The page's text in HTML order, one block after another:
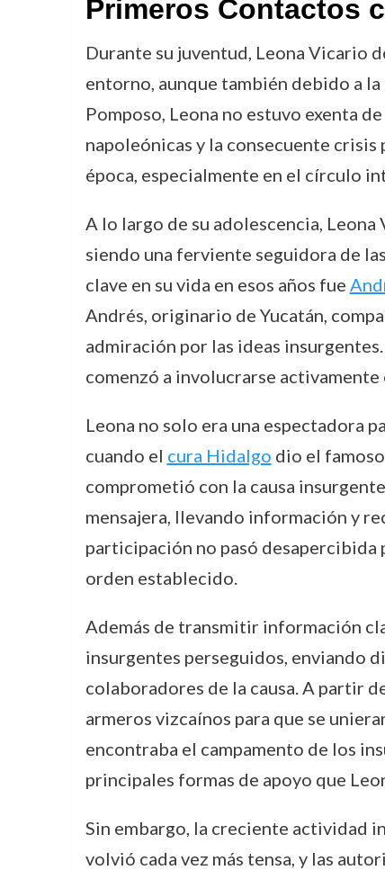
Primeros Contactos
Durante su juventud, Leona Vicario
entorno, aunque también debido a
Pomposo, Leona no estuvo exenta
napoleónicas y la consecuente
época, especialmente en el círculo
A lo largo de su adolescencia,
siendo una ferviente seguidora de
clave en su vida en esos años fue
Andrés, originario de Yucatán,
admiración por las ideas
comenzó a involucrarse
Leona no solo era una espectadora
cuando el cura Hidalgo dio el
comprometió con la causa
mensajera, llevando información y
participación no pasó desapercibida
orden establecido.
Además de transmitir información
insurgentes perseguidos, enviando
colaboradores de la causa. A partir
armeros vizcaínos para que se
encontraba el campamento de los
principales formas de apoyo que
Sin embargo, la creciente actividad
volvió cada vez más tensa, y las